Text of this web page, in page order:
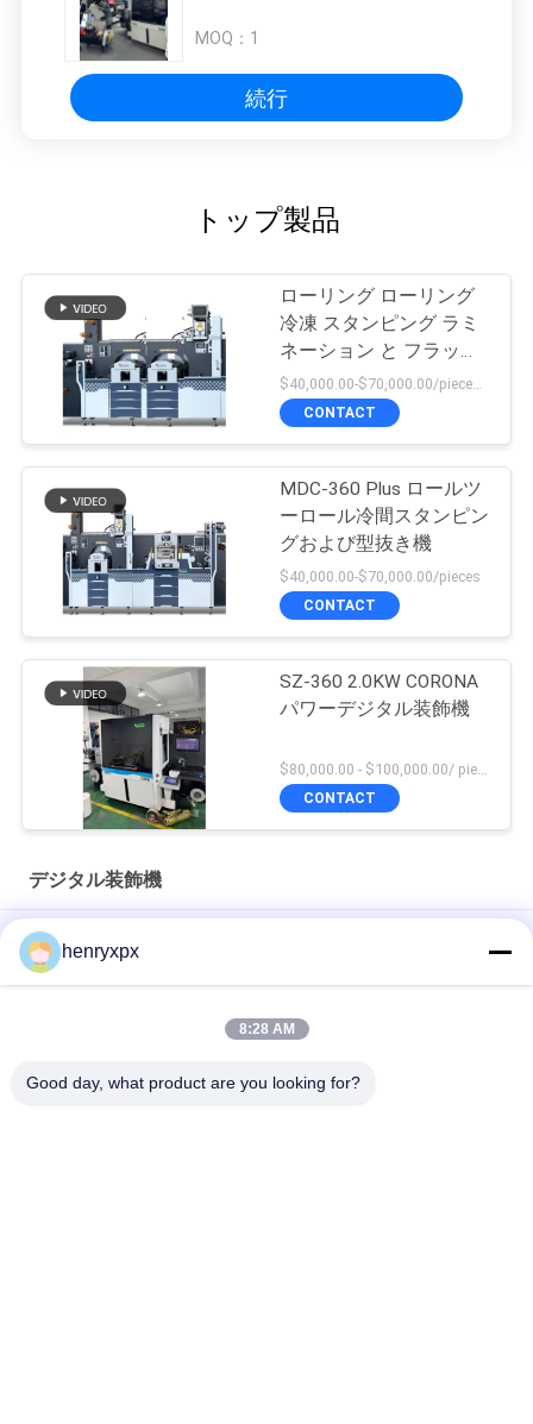
MOQ： 1
続行
トップ製品
ローリング ローリング
冷凍 スタンピング ラミ
ネーション と フラット
ベッド または ローータ
リー 死 切断 機械
$40,000.00-$70,000.00/pieces 1-1 pieces
CONTACT
MDC-360 Plus ロールツ
ーロール冷間スタンピン
グおよび型抜き機
$40,000.00-$70,000.00/pieces
CONTACT
SZ-360 2.0KW CORONA
パワーデジタル装飾機
$80,000.00 - $100,000.00/ piece negotiable MOQ:1
CONTACT
デジタル装飾機
マックス リワイディング直径 500mm デジタル装飾機 あなたの
印刷ニーズにぴったりです
最大回転直径 500mm デジタル装飾機 高速でコロナパワーで生
マックス 展開直径 500mm 自動ラベルカット機
henryxpx
8:28 AM
Good day, what product are you looking for?